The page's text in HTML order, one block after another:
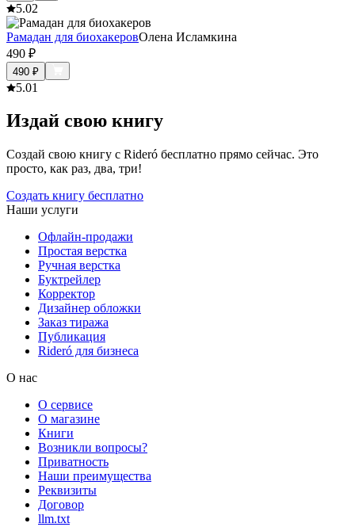
5.02
Рамадан для биохакеровОлена Исламкина
490 ₽
490 ₽
5.01
Издай свою книгу
Создай свою книгу с Rideró бесплатно прямо сейчас. Это
просто, как раз, два, три!
Создать книгу бесплатно
Наши услуги
Офлайн-продажи
Простая верстка
Ручная верстка
Буктрейлер
Корректор
Дизайнер обложки
Заказ тиража
Публикация
Rideró для бизнеса
О нас
О сервисе
О магазине
Книги
Возникли вопросы?
Приватность
Наши преимущества
Реквизиты
Договор
llm.txt